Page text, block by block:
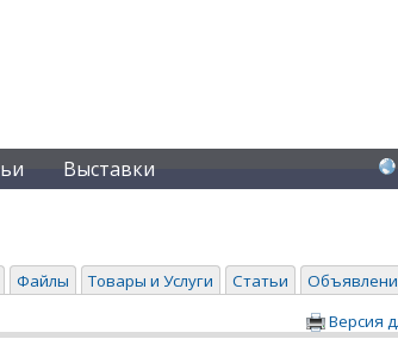
Выставки
Файлы Товары и Услуги Статьи
Версия